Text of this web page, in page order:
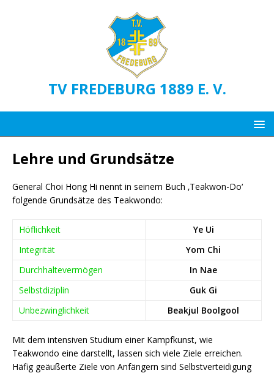
TV FREDEBURG 1889 E. V.
Lehre und Grundsätze
General Choi Hong Hi nennt in seinem Buch ‚Teakwon-Do‘
folgende Grundsätze des Teakwondo:
Höflichkeit
Ye Ui
Integrität
Yom Chi
Durchhaltevermögen
In Nae
Selbstdiziplin
Guk Gi
Unbezwinglichkeit
Beakjul Boolgool
Mit dem intensiven Studium einer Kampfkunst, wie
Teakwondo eine darstellt, lassen sich viele Ziele erreichen.
Häfig geäußerte Ziele von Anfängern sind Selbstverteidigung